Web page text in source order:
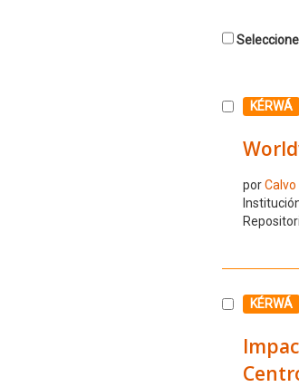
Seleccione
KÉRWÁ
porCalvo
Seleccione
KÉRWÁ